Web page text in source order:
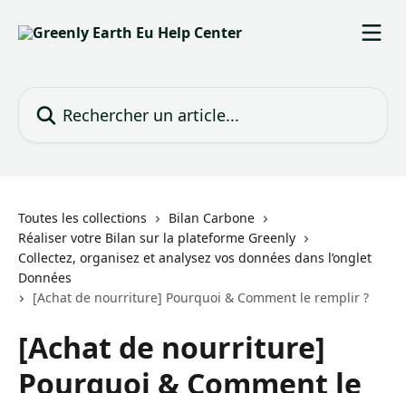
Toutes les collections
Bilan Carbone
Réaliser votre Bilan sur la plateforme Greenly
Collectez, organisez et analysez vos données dans l’onglet
Données
[Achat de nourriture] Pourquoi & Comment le remplir ?
[Achat de nourriture]
Pourquoi & Comment le